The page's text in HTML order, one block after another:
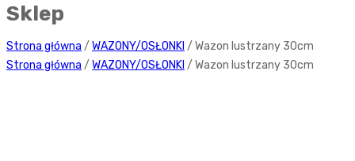
Sklep
Strona główna / WAZONY/OSŁONKI / Wazon lustrzany 30cm
Strona główna / WAZONY/OSŁONKI / Wazon lustrzany 30cm